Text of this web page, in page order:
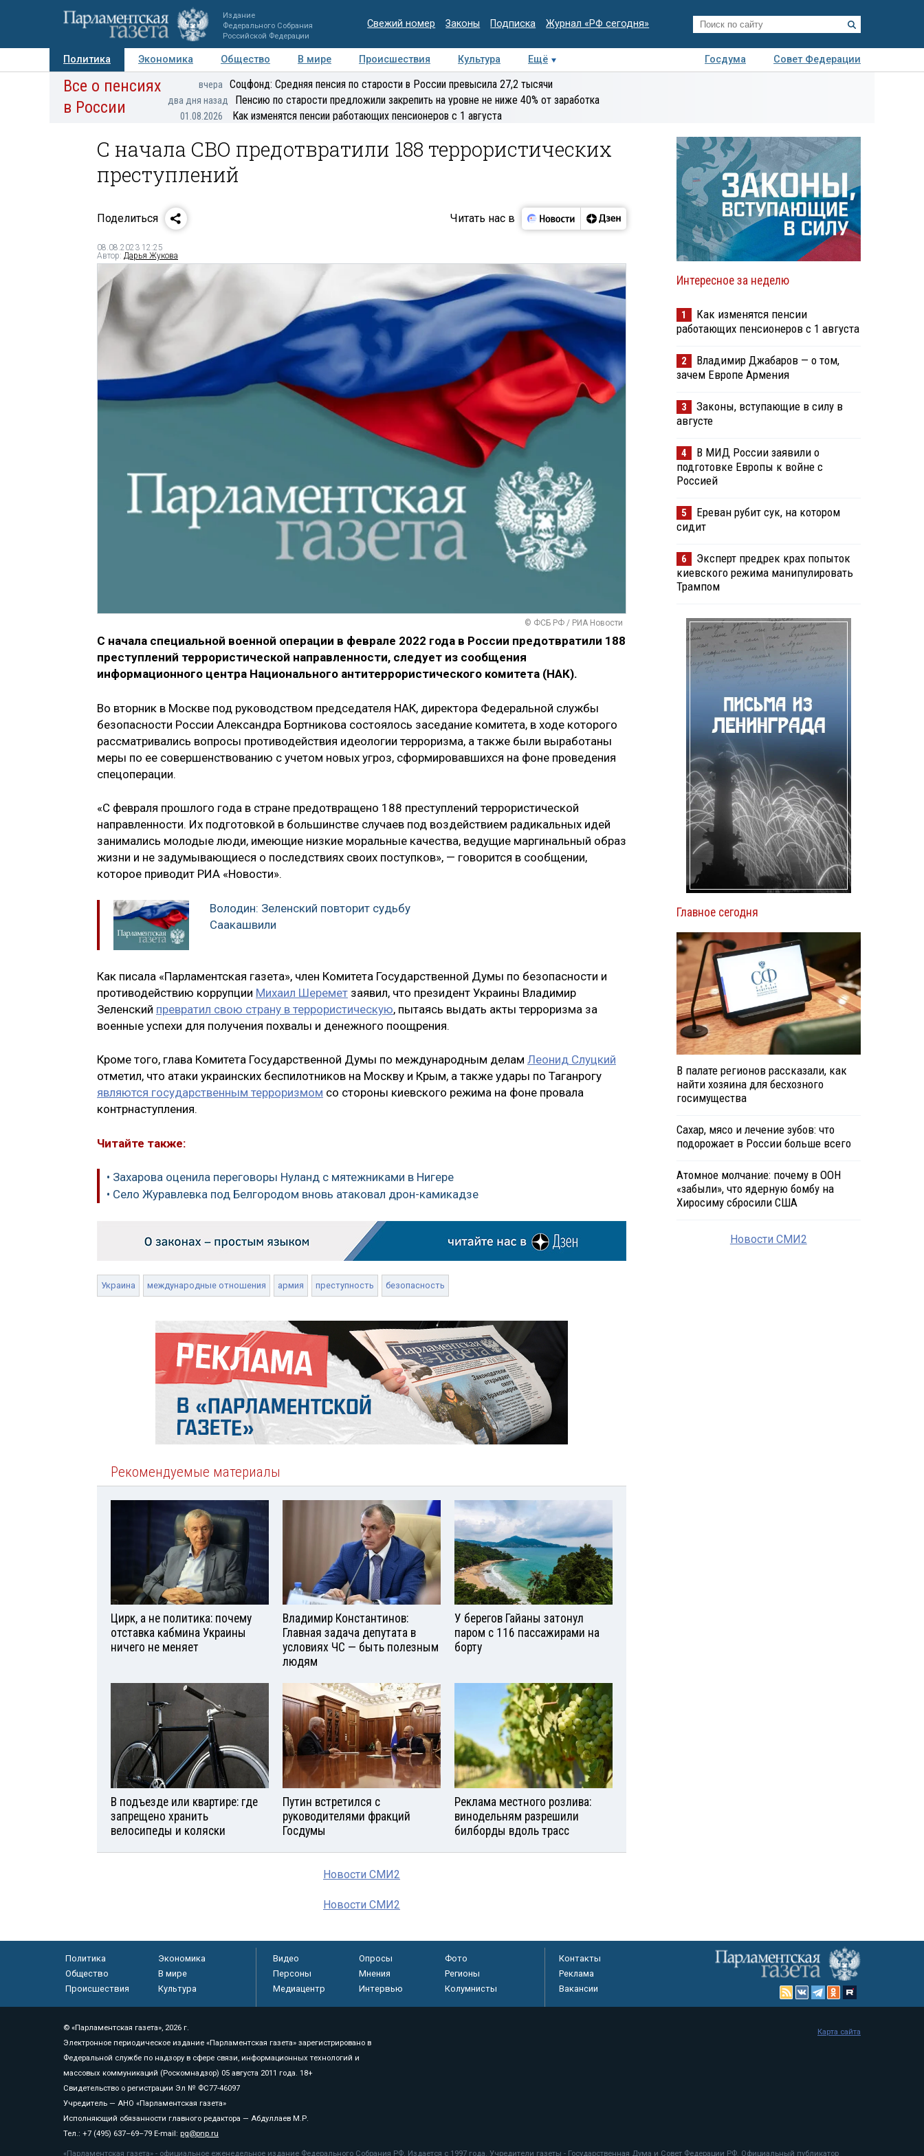
Издание
Федерального Собрания
Российской Федерации
Свежий номер Законы Подписка Журнал «РФ сегодня»
Политика Экономика Общество В мире Происшествия Культура Ещё Госдума
Совет Федерации
Авторы Персоны Мнения Регионы Медиацентр Интервью Колумнисты
экспертиза
Все о пенсиях
в России
вчера Соцфонд: Средняя пенсия по старости в России превысила 27,2 тысячи
два дня назад Пенсию по старости предложили закрепить на уровне не ниже 40% от заработка
01.08.2026 Как изменятся пенсии работающих пенсионеров с 1 августа
С начала СВО предотвратили 188 террористических
преступлений
Поделиться Читать нас в
08.08.2023 12:25
Автор: Дарья Жукова
© ФСБ РФ / РИА Новости
С начала специальной военной операции в феврале 2022 года в России предотвратили 188
преступлений террористической направленности, следует из сообщения
информационного центра Национального антитеррористического комитета (НАК).
Во вторник в Москве под руководством председателя НАК, директора Федеральной службы
безопасности России Александра Бортникова состоялось заседание комитета, в ходе которого
рассматривались вопросы противодействия идеологии терроризма, а также были выработаны
меры по ее совершенствованию с учетом новых угроз, сформировавшихся на фоне проведения
спецоперации.
«С февраля прошлого года в стране предотвращено 188 преступлений террористической
направленности. Их подготовкой в большинстве случаев под воздействием радикальных идей
занимались молодые люди, имеющие низкие моральные качества, ведущие маргинальный образ
жизни и не задумывающиеся о последствиях своих поступков», — говорится в сообщении,
которое приводит РИА «Новости».
Володин: Зеленский повторит судьбу
Саакашвили
Как писала «Парламентская газета», член Комитета Государственной Думы по безопасности и
противодействию коррупции Михаил Шеремет заявил, что президент Украины Владимир
Зеленский превратил свою страну в террористическую, пытаясь выдать акты терроризма за
военные успехи для получения похвалы и денежного поощрения.
Кроме того, глава Комитета Государственной Думы по международным делам Леонид Слуцкий
отметил, что атаки украинских беспилотников на Москву и Крым, а также удары по Таганрогу
являются государственным терроризмом со стороны киевского режима на фоне провала
контрнаступления.
Читайте также:
• Захарова оценила переговоры Нуланд с мятежниками в Нигере
• Село Журавлевка под Белгородом вновь атаковал дрон-камикадзе
Украина международные отношения армия преступность безопасность
Рекомендуемые материалы
Цирк, а не политика: почему
отставка кабмина Украины
ничего не меняет
Владимир Константинов:
Главная задача депутата в
условиях ЧС — быть полезным
людям
У берегов Гайаны затонул
паром с 116 пассажирами на
борту
В подъезде или квартире: где
запрещено хранить
велосипеды и коляски
Путин встретился с
руководителями фракций
Госдумы
Реклама местного розлива:
винодельням разрешили
билборды вдоль трасс
Новости СМИ2
Новости СМИ2
Интересное за неделю
1
Как изменятся пенсии
работающих пенсионеров с 1 августа
2
Владимир Джабаров — о том,
зачем Европе Армения
3
Законы, вступающие в силу в
августе
4
В МИД России заявили о
подготовке Европы к войне с
Россией
5
Ереван рубит сук, на котором
сидит
6
Эксперт предрек крах попыток
киевского режима манипулировать
Трампом
Главное сегодня
В палате регионов рассказали, как
найти хозяина для бесхозного
госимущества
Сахар, мясо и лечение зубов: что
подорожает в России больше всего
Атомное молчание: почему в ООН
«забыли», что ядерную бомбу на
Хиросиму сбросили США
Новости СМИ2
Политика
Экономика
Общество
В мире
Происшествия
Культура
Видео Опросы
Фото
Персоны
Мнения
Регионы
Медиацентр
Интервью Колумнисты
Контакты
Реклама
Вакансии
© «Парламентская газета», 2026 г.
Электронное периодическое издание «Парламентская газета» зарегистрировано в
Федеральной службе по надзору в сфере связи, информационных технологий и
массовых коммуникаций (Роскомнадзор) 05 августа 2011 года. 18+
Свидетельство о регистрации Эл № ФС77-46097
Учредитель — АНО «Парламентская газета»
Исполняющий обязанности главного редактора — Абдуллаев М.Р.
Тел.: +7 (495) 637–69–79 E-mail: pg@pnp.ru
«Парламентская газета» - официальное еженедельное издание Федерального Собрания РФ. Издается с 1997 года. Учредители газеты - Государственная Дума и Совет Федерации РФ. Официальный публикатор
Карта сайта